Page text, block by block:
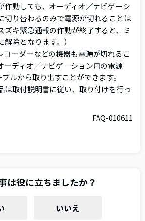
作動しても、オーディオ／ナビゲーシ
切り替わるのみで電源が切れることは
ズキ緊急通報の作動が終了すると、ミ
除となります。）
コーダーなどの機器も電源が切れるこ
ーディオ／ナビゲ―ション用の電源
ブルから取り出すことができます。
は取付説明書に従い、取り付けを行っ
FAQ-010611
は役に立ちましたか？
いいえ